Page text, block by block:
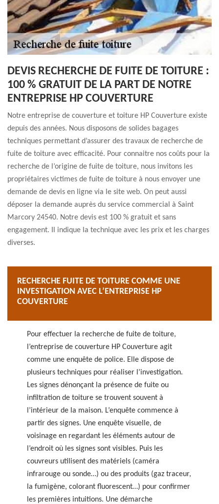
DEVIS RECHERCHE DE FUITE DE TOITURE :
100 % GRATUIT DE LA PART DE NOTRE
ENTREPRISE HP COUVERTURE
Notre entreprise de couverture et toiture HP Couverture existe
depuis des années. Nous disposons de solides bagages
techniques permettant d’assurer des travaux de recherche de
fuite de toiture avec efficacité. Pour connaitre nos coûts pour la
recherche de l’origine de fuite de toiture, nous invitons les
propriétaires victimes de fuite de toiture à nous envoyer une
demande de devis en ligne via le site web. On peut aussi
déposer la demande auprès du service commercial à Saint
Marcory 24540. Notre devis est 100 % gratuit et sans
engagement. Il indique la technique avec les prix et les charges
diverses.
RECHERCHE FUITE DE TOITURE COMME UNE
INVESTIGATION AVEC L’ENTREPRISE HP
COUVERTURE
Pour effectuer la recherche de fuite de toiture,
l’entreprise de couverture HP Couverture agit
comme une enquête de police. Elle dispose de
plusieurs techniques pour réaliser l’investigation.
Les signes dénonçant la présence de fuite ou
infiltration de toiture se trouvent souvent à
l’intérieur de la maison. L’enquête commence à
partir des signes. Une enquête visuelle, de
voisinage en regardant les éléments autour de
l’endroit où les signes sont visibles. Puis les
couvreurs utilisent des matériels (caméra
infrarouge ou sonde…) ou des produits (gaz traceur,
la fumigène, colorant fluorescent…) pour confirmer
les premières intuitions. Une démarche